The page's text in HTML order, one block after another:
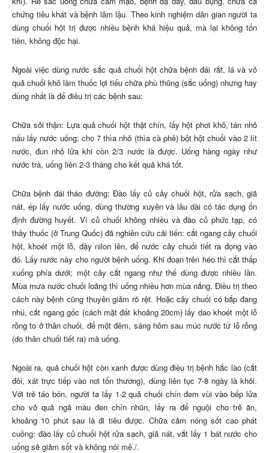
chứng tiêu khát và bệnh lâm lậu. Theo kinh nghiệm dân gian người ta
dùng chuối hột trị được nhiều bệnh khá hiệu quả, mà lại không tốn
tiền, không độc hại.
Ngoài việc dùng nước sắc quả chuối hột chữa bệnh đái rắt, lá và vỏ
quả chuối khô làm thuốc lợi tiểu chữa phù thũng (sắc uống) nhưng hay
dùng nhất là để điều trị các bệnh sau:
Chữa sỏi thận: Lựa quả chuối hột thật chín, lấy hột phơi khô, tán nhỏ
nấu lấy nước uống; cho 7 thìa nhỏ (thìa cà phê) bột hột chuối vào 2 lít
nước, đun nhỏ lửa khi còn 2/3 nước là được. Uống hàng ngày như
nước trà, uống liền 2-3 tháng cho kết quả khá tốt.
Chữa bệnh đái tháo đường: Đào lấy củ cây chuối hột, rửa sạch, giã
nát, ép lấy nước uống, dùng thường xuyên và lâu dài có tác dụng ổn
định đường huyết. Vì củ chuối không nhiều và đào củ phức tạp, có
thầy thuốc (ở Trung Quốc) đã nghiên cứu cải tiến: cắt ngang cây chuối
hột, khoét một lỗ, đậy nilon lên, để nước cây chuối tiết ra đọng vào
đó. Lấy nước này cho người bệnh uống. Khi đoạn trên héo thì cắt thấp
xuống phía dưới; một cây cắt ngang như thế dùng được nhiều lần.
Mùa mưa nước chuối loãng thì uống nhiều hơn mùa nắng. Điều trị theo
cách này bệnh cũng thuyên giảm rõ rệt. Hoặc cây chuối có bắp đang
nhú, cắt ngang gốc (cách mặt đất khoảng 20cm) lấy dao khoét một lỗ
rỗng to ở thân chuối, để một đêm, sáng hôm sau múc nước từ lỗ rỗng
(do thân chuối tiết ra) mà uống.
Ngoài ra, quả chuối hột còn xanh được dùng điều trị bệnh hắc lào (cắt
đôi, xát trực tiếp vào nơi tổn thương), dùng liên tục 7-8 ngày là khỏi.
Với trẻ táo bón, người ta lấy 1-2 quả chuối chín đem vùi vào bếp lửa
cho vỏ quả ngả màu đen chín nhũn, lấy ra để nguội cho trẻ ăn,
khoảng 10 phút sau là đi tiêu được. Chữa cảm nóng sốt cao phát
cuồng: đào lấy củ chuối hột rửa sạch, giã nát, vắt lấy 1 bát nước cho
uống sẽ giảm sốt và không nói mê./.